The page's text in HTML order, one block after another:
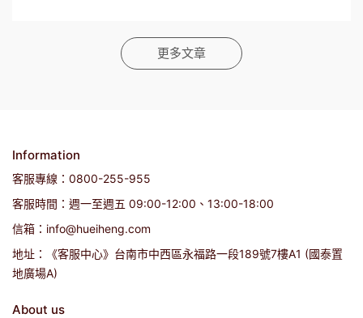
更多文章
Information
客服專線：0800-255-955
客服時間：週一至週五 09:00-12:00、13:00-18:00
信箱：info@hueiheng.com
地址：《客服中心》台南市中西區永福路一段189號7樓A1 (國泰置
地廣場A)
About us